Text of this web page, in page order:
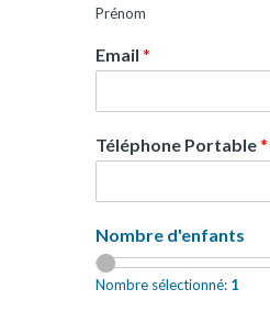
Prénom
Email *
Téléphone Portable*
Nombre d'enfants
Nombre sélectionné: 1